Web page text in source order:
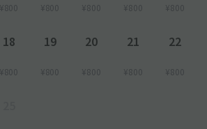
¥800 ¥800 ¥800 ¥800 ¥800
18
¥800
19
¥800
20
¥800
21
¥800
22
¥800